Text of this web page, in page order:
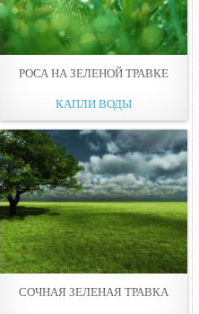
РОСА НА ЗЕЛЕНОЙ ТРАВКЕ
КАПЛИ ВОДЫ
СОЧНАЯ ЗЕЛЕНАЯ ТРАВКА